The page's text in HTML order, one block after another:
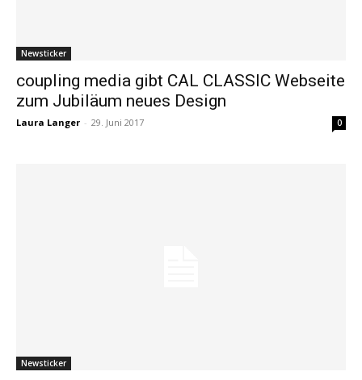
Newsticker
coupling media gibt CAL CLASSIC Webseite
zum Jubiläum neues Design
Laura Langer - 29. Juni 2017 0
Newsticker